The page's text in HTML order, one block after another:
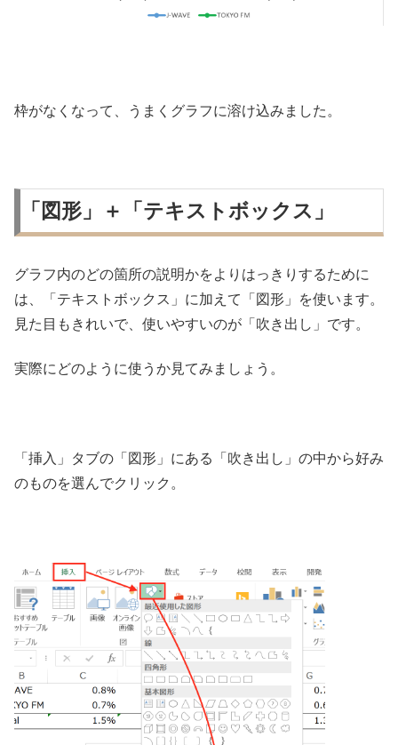
枠がなくなって、うまくグラフに溶け込みました。
「図形」＋「テキストボックス」
グラフ内のどの箇所の説明かをよりはっきりするために
は、「テキストボックス」に加えて「図形」を使います。
見た目もきれいで、使いやすいのが「吹き出し」です。
実際にどのように使うか見てみましょう。
「挿入」タブの「図形」にある「吹き出し」の中から好み
のものを選んでクリック。